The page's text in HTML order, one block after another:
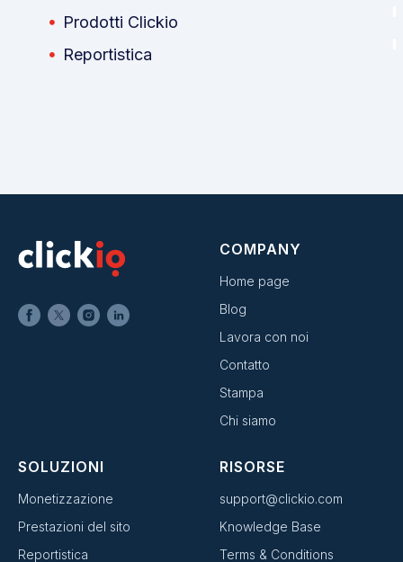
Prodotti Clickio
Reportistica
COMPANY
Home page
Blog
Lavora con noi
Contatto
Stampa
Chi siamo
SOLUZIONI
Monetizzazione
Prestazioni del sito
Reportistica
RISORSE
support@clickio.com
Knowledge Base
Terms & Conditions